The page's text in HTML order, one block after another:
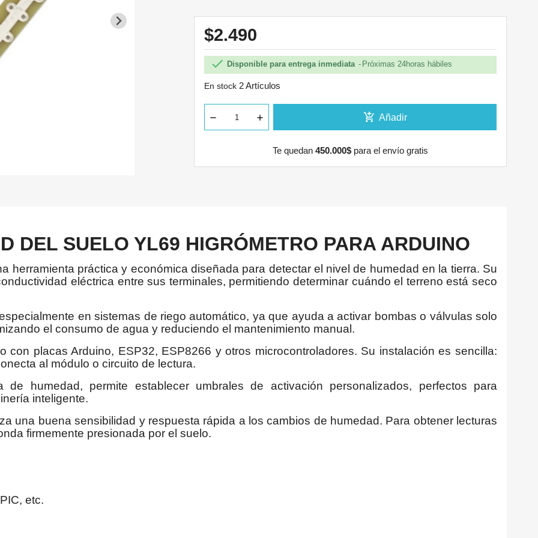
$2.490
 Disponible para entrega inmediata Próximas 24horas hábiles
En stock 2 Artículos
add_shopping_cart Añadir
Te quedan450.000$ para el envío gratis
DEL SUELO YL69 HIGRÓMETRO PARA ARDUINO
herramienta práctica y económica diseñada para detectar el nivel de humedad en la tierra. Su
eléctrica entre sus terminales, permitiendo determinar cuándo el terreno está seco
en sistemas de riego automático, ya que ayuda a activar bombas o válvulas solo
el consumo de agua y reduciendo el mantenimiento manual.
con placas Arduino, ESP32, ESP8266 y otros microcontroladores. Su instalación es sencilla:
al módulo o circuito de lectura.
humedad, permite establecer umbrales de activación personalizados, perfectos para
inteligente.
una buena sensibilidad y respuesta rápida a los cambios de humedad. Para obtener lecturas
firmemente presionada por el suelo.
etc.